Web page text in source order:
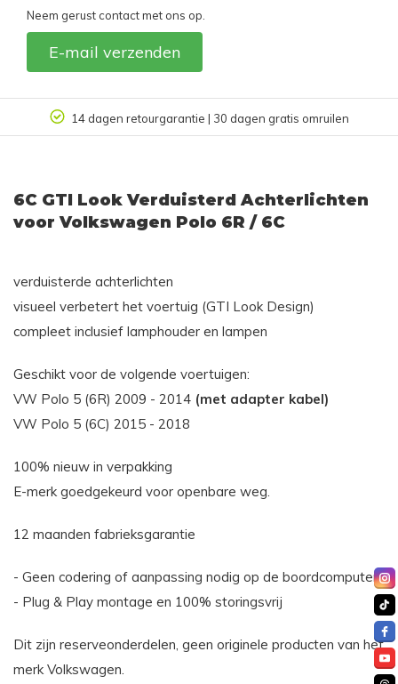
Neem gerust contact met ons op.
E-mail verzenden
14 dagen retourgarantie | 30 dagen gratis omruilen
6C GTI Look Verduisterd Achterlichten
voor Volkswagen Polo 6R / 6C
verduisterde achterlichten
visueel verbetert het voertuig (GTI Look Design)
compleet inclusief lamphouder en lampen
Geschikt voor de volgende voertuigen:
VW Polo 5 (6R) 2009 - 2014 (met adapter kabel)
VW Polo 5 (6C) 2015 - 2018
100% nieuw in verpakking
E-merk goedgekeurd voor openbare weg.
12 maanden fabrieksgarantie
- Geen codering of aanpassing nodig op de boordcomputer
- Plug & Play montage en 100% storingsvrij
Dit zijn reserveonderdelen, geen originele producten van het
merk Volkswagen.